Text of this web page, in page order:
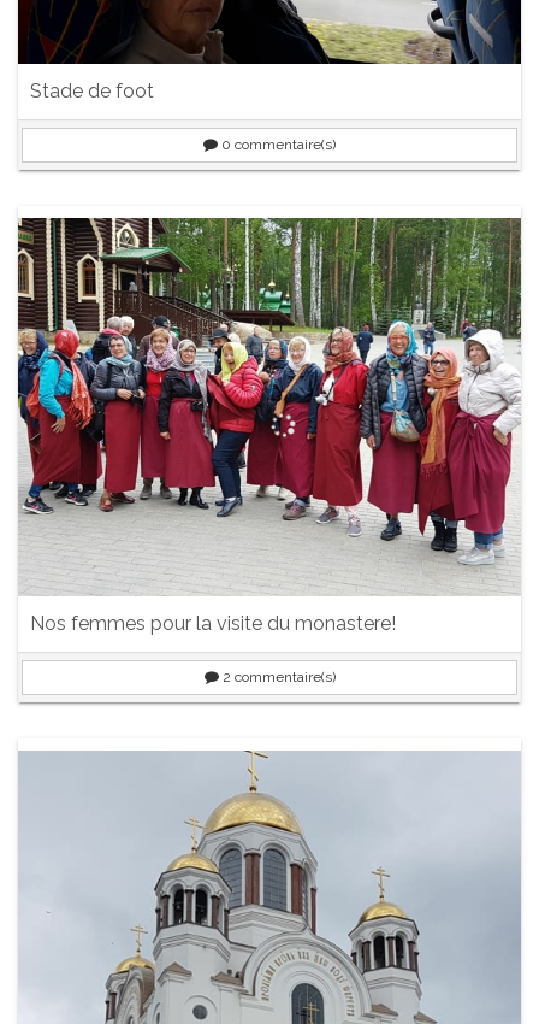
Stade de foot
0 commentaire(s)
Nos femmes pour la visite du monastere!
2 commentaire(s)